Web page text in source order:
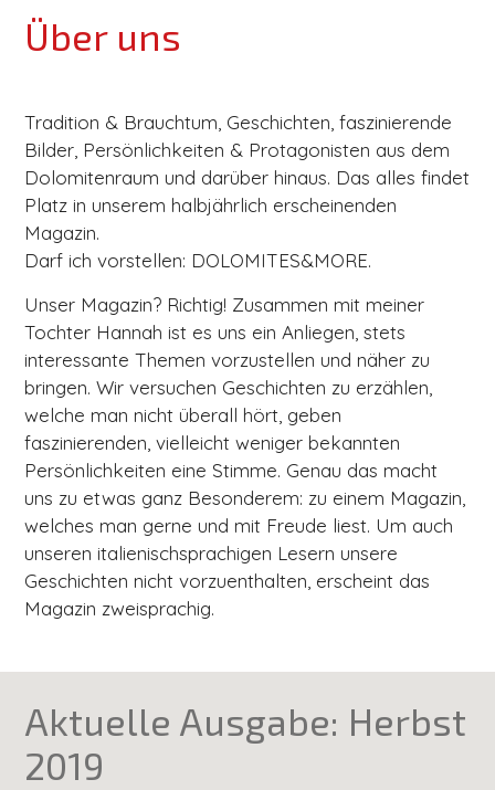
Über uns
Tradition & Brauchtum, Geschichten, faszinierende
Bilder, Persönlichkeiten & Protagonisten aus dem
Dolomitenraum und darüber hinaus. Das alles findet
Platz in unserem halbjährlich erscheinenden
Magazin.
Darf ich vorstellen: DOLOMITES&MORE.
Unser Magazin? Richtig! Zusammen mit meiner
Tochter Hannah ist es uns ein Anliegen, stets
interessante Themen vorzustellen und näher zu
bringen. Wir versuchen Geschichten zu erzählen,
welche man nicht überall hört, geben
faszinierenden, vielleicht weniger bekannten
Persönlichkeiten eine Stimme. Genau das macht
uns zu etwas ganz Besonderem: zu einem Magazin,
welches man gerne und mit Freude liest. Um auch
unseren italienischsprachigen Lesern unsere
Geschichten nicht vorzuenthalten, erscheint das
Magazin zweisprachig.
Aktuelle Ausgabe: Herbst
2019